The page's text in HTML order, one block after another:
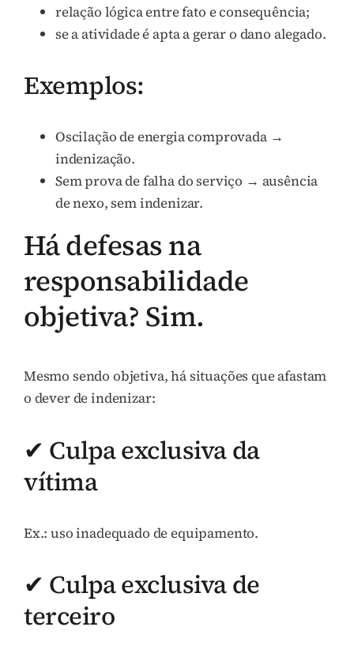
relação lógica entre fato e consequência;
se a atividade é apta a gerar o dano alegado.
Exemplos:
Oscilação de energia comprovada →
indenização.
Sem prova de falha do serviço → ausência
de nexo, sem indenizar.
Há defesas na
responsabilidade
objetiva? Sim.
Mesmo sendo objetiva, há situações que afastam
o dever de indenizar:
✔ Culpa exclusiva da
vítima
Ex.: uso inadequado de equipamento.
✔ Culpa exclusiva de
terceiro